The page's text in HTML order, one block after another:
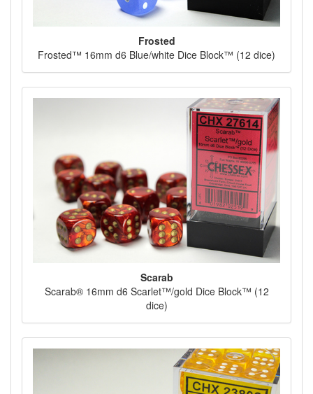
Frosted
Frosted™ 16mm d6 Blue/white Dice Block™ (12 dice)
Scarab
Scarab® 16mm d6 Scarlet™/gold Dice Block™ (12
dice)